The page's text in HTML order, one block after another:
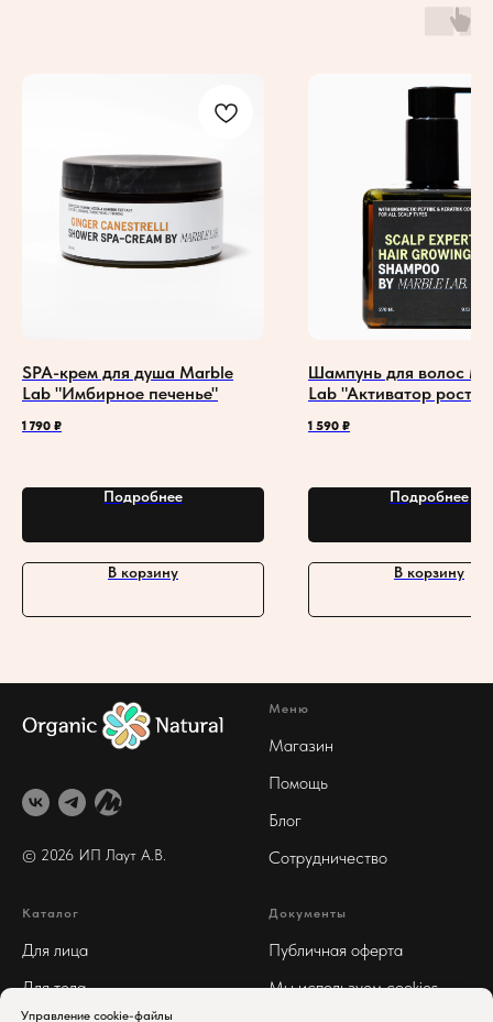
SPA-крем для душа Marble
Lab "Имбирное печенье"
1 790 ₽
Подробнее
В корзину
Шампунь для волос
Lab "Активатор роста"
1 590 ₽
Подробнее
В корзину
© 2026 ИП Лаут А.В.
Меню
Магазин
Помощь
Блог
Сотрудничество
Каталог
Для лица
Для тела
Документы
Публичная оферта
Мы используем cookies
Управление cookie-файлы